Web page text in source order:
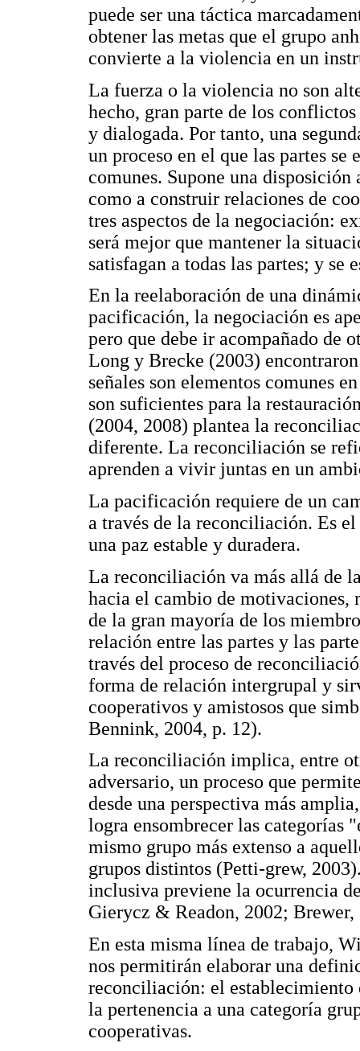
puede ser una táctica
obtener las metas que el grupo
convierte a la violencia en un
La fuerza o la violencia no son
hecho, gran parte de los
y dialogada. Por tanto, una
un proceso en el que las partes se
comunes. Supone una
como a construir relaciones de
tres aspectos de la negociación:
será mejor que mantener la
satisfagan a todas las partes; y se
En la reelaboración de una
pacificación, la negociación es
pero que debe ir acompañado de
Long y Brecke (2003)
señales son elementos comunes
son suficientes para la
(2004, 2008) plantea la
diferente. La reconciliación se
aprenden a vivir juntas en un
La pacificación requiere de un
a través de la reconciliación. Es
una paz estable y duradera.
La reconciliación va más allá de
hacia el cambio de motivaciones,
de la gran mayoría de los
relación entre las partes y las
través del proceso de
forma de relación intergrupal y
cooperativos y amistosos que
Bennink, 2004, p. 12).
La reconciliación implica, entre
adversario, un proceso que
desde una perspectiva más
logra ensombrecer las
mismo grupo más extenso a
grupos distintos (Petti-grew,
inclusiva previene la ocurrencia
Gierycz & Readon, 2002;
En esta misma línea de trabajo,
nos permitirán elaborar una
reconciliación: el establecimiento
la pertenencia a una categoría
cooperativas.